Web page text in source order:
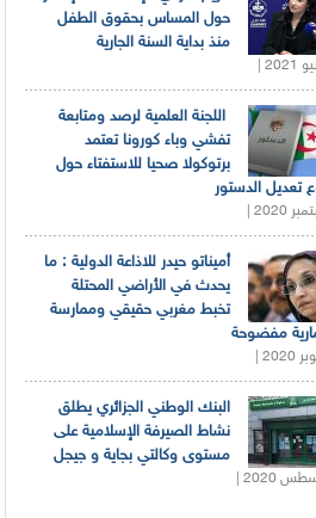
حول المساس بحقوق الطفل
منذ بداية السنة الجارية
اللجنة العلمية لرصد ومتابعة
تفشي وباء كورونا تعتمد
برتوكولا صحيا للاستفتاء حول
تعديل الدستور
أميناتو حيدر للاذاعة الدولية : ما
يحدث في الأراضي المحتلة
تخبط مغربي حقيقي وممارسة
مفضوحة
البنك الوطني الجزائري يطلق
نشاط الصيرفة الإسلامية على
مستوى وكالتي بجاية و جيجل